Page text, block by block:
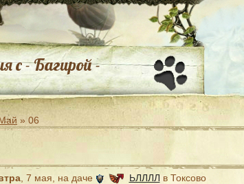
с - Багирой -
» 06
, 7 мая, на даче ЬЛЛЛЛ в Токсово